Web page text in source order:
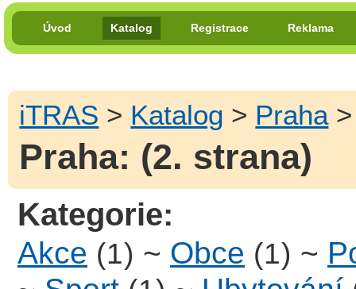
Úvod Katalog Registrace Reklama
iTRAS > Katalog > Praha
Praha: (2. strana)
Kategorie:
Akce (1) ~ Obce (1) ~